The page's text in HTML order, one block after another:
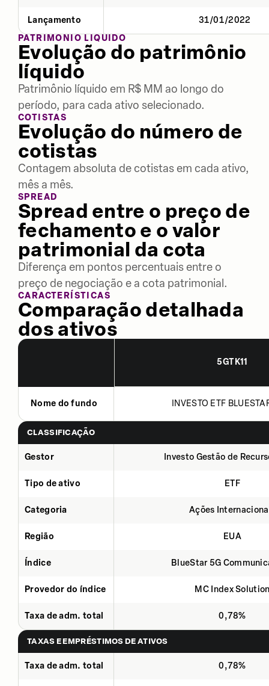
Lançamento
31/01/2022
PATRIMÔNIO LÍQUIDO
Evolução do patrimônio
líquido
Patrimônio líquido em R$ MM ao longo do
período, para cada ativo selecionado.
COTISTAS
Evolução do número de
cotistas
Contagem absoluta de cotistas em cada ativo,
mês a mês.
SPREAD
Spread entre o preço de
fechamento e o valor
patrimonial da cota
Diferença em pontos percentuais entre o
preço de negociação e a cota patrimonial.
CARACTERÍSTICAS
Comparação detalhada
dos ativos
5GTK11
Nome do fundo INVESTO ETF
CLASSIFICAÇÃO
Gestor Investo Gestão de
Tipo de ativo ETF
Categoria Ações
Região EUA
Índice BlueStar 5G
Provedor do índice MC Index
Taxa de adm. total 0,78%
TAXAS E EMPRÉSTIMOS DE ATIVOS
Taxa de adm. total 0,78%